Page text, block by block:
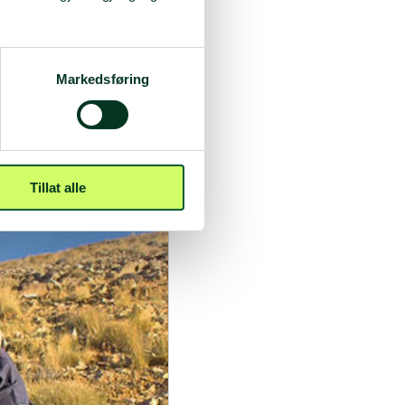
Markedsføring
Tillat alle
fikk jeg noen
skjer det ikke noe.
så jeg er heller ikke